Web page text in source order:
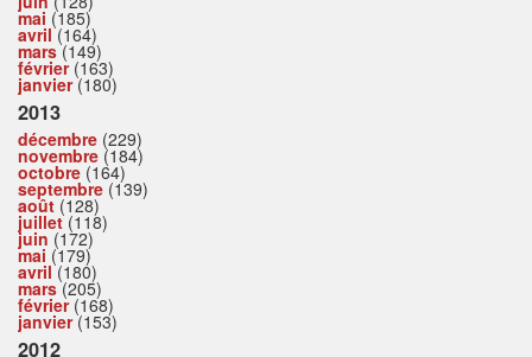
mai (185)
avril(164)
mars(149)
février(163)
janvier(180)
2013
décembre (229)
novembre (184)
octobre (164)
septembre (139)
août (128)
juillet(118)
juin (172)
mai (179)
avril(180)
mars(205)
février(168)
janvier(153)
2012